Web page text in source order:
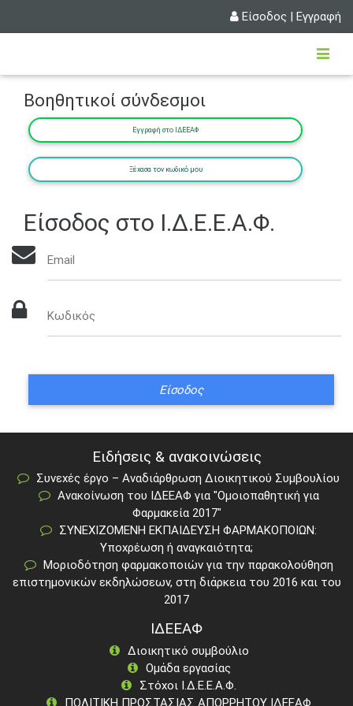
Είσοδος | Εγγραφή
Βοηθητικοί σύνδεσμοι
Εγγραφή στο ΙΔΕΕΑΦ
Ξέχασα τον κωδικό μου
Είσοδος στο Ι.Δ.Ε.Ε.Α.Φ.
Email
Κωδικός
Ειδήσεις & ανακοινώσεις
Συνεχές έργο – Αναδιάρθρωση Διοικητικού Συμβουλίου
Ανακοίνωση του ΙΔΕΕΑΦ για "Ομοιοπαθητική για
Φαρμακεία 2017"
ΣΥΝΕΧΙΖΟΜΕΝΗ ΕΚΠΑΙΔΕΥΣΗ ΦΑΡΜΑΚΟΠΟΙΩΝ:
Υποχρέωση ή αναγκαιότητα;
Μοριοδότηση φαρμακοποιών για την παρακολούθηση
επιστημονικών εκδηλώσεων, στη διάρκεια του 2016 και του
2017
ΙΔΕΕΑΦ
Διοικητικό συμβούλιο
Ομάδα εργασίας
Στόχοι Ι.Δ.Ε.Ε.Α.Φ.
ΠΟΛΙΤΙΚΗ ΠΡΟΣΤΑΣΙΑΣ ΑΠΟΡΡΗΤΟΥ ΙΔΕΕΑΦ